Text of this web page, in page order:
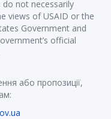
do not necessarily
views of USAID or the
Government and
official
або пропозиції,